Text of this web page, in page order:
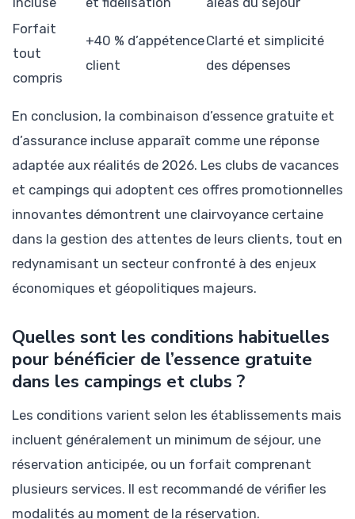
Forfait
tout
compris
+40 % d’appétence
client
Clarté et simplicité
des dépenses
En conclusion, la combinaison d’essence gratuite et
d’assurance incluse apparaît comme une réponse
adaptée aux réalités de 2026. Les clubs de vacances
et campings qui adoptent ces offres promotionnelles
innovantes démontrent une clairvoyance certaine
dans la gestion des attentes de leurs clients, tout en
redynamisant un secteur confronté à des enjeux
économiques et géopolitiques majeurs.
Quelles sont les conditions habituelles
pour bénéficier de l’essence gratuite
dans les campings et clubs ?
Les conditions varient selon les établissements mais
incluent généralement un minimum de séjour, une
réservation anticipée, ou un forfait comprenant
plusieurs services. Il est recommandé de vérifier les
modalités au moment de la réservation.